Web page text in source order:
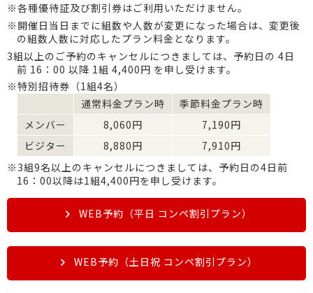
※各種優待証及び割引券はご利用いただけません。
※開催日当日までに組数や人数が変更になった場合は、変更後
の組数人数に対応したプラン料金となります。
3組以上のご予約のキャンセルにつきましては、予約日の 4日
前 16：00 以降 1組 4,400円 を申し受けます。
※特別招待券（1組4名）
通常料金プラン時
季節料金プラン時
メンバー
8,060円
7,190円
ビジター
8,880円
7,910円
※3組9名以上のキャンセルにつきましては、予約日の4日前
16：00以降は1組4,400円を申し受けます。
WEB予約（平日 コンペ割引プラン）
WEB予約（土日祝 コンペ割引プラン）